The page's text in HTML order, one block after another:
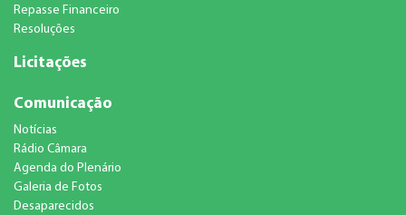
Repasse Financeiro
Resoluções
Licitações
Comunicação
Notícias
Rádio Câmara
Agenda do Plenário
Galeria de Fotos
Desaparecidos